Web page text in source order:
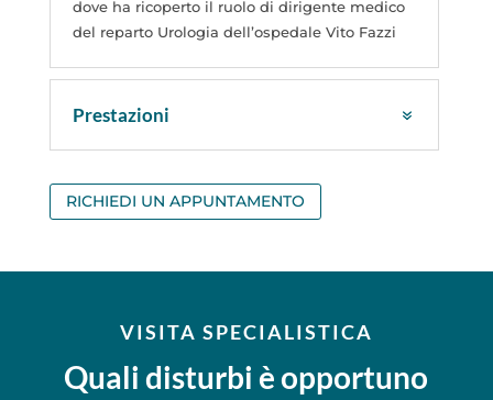
dove ha ricoperto il ruolo di dirigente medico
del reparto Urologia dell’ospedale Vito Fazzi
Prestazioni
RICHIEDI UN APPUNTAMENTO
VISITA SPECIALISTICA
Quali disturbi è opportuno